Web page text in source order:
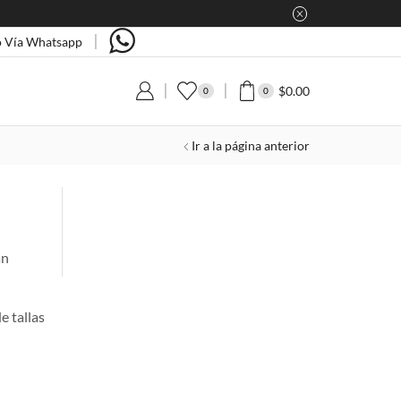
Vía Whatsapp
0 0 $0.00
Ir a la página anterior
tallas